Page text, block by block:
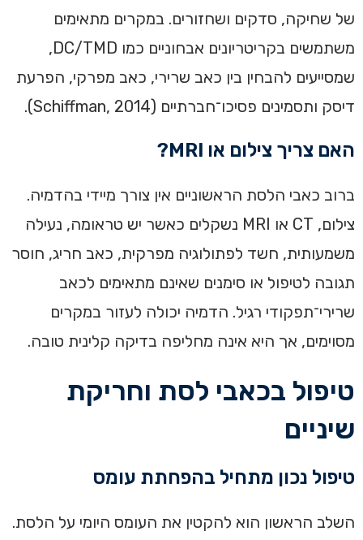
של שחיקה, סדקים ושחזורים. במקרים מתאימים
משתמשים בקריטריונים אבחוניים כמו DC/TMD,
שמסייעים להבחין בין כאב שרירי, כאב מפרקי, הפרעת
דיסק ותסמינים פסיכו־חברתיים (Schiffman, 2014).
האם צריך צילום או MRI?
ברוב כאבי הלסת הראשוניים אין צורך מיידי בהדמיה.
צילום, CT או MRI נשקלים כאשר יש טראומה, נעילה
משמעותית, חשד לפתולוגיה מפרקית, כאב חריג, חוסר
תגובה לטיפול או סימנים שאינם מתאימים לכאב
שרירי־תפקודי רגיל. הדמיה יכולה לעזור במקרים
מסוימים, אך היא אינה מחליפה בדיקה קלינית טובה.
טיפול בכאבי לסת וחריקת
שיניים
טיפול נכון מתחיל בהפחתת עומס
השלב הראשון הוא להקטין את העומס היומי על הלסת.